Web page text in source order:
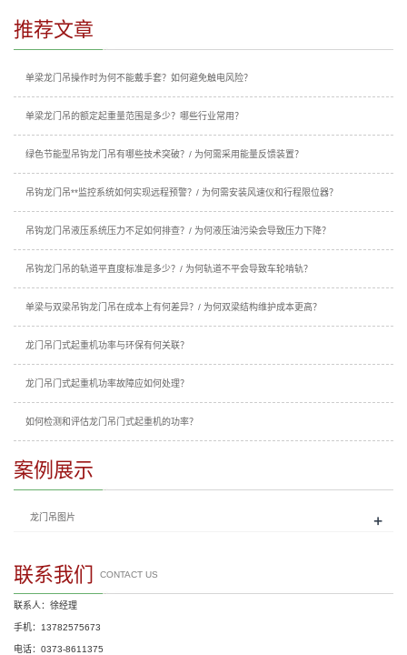
推荐文章
单梁龙门吊操作时为何不能戴手套？如何避免触电风险？
单梁龙门吊的额定起重量范围是多少？哪些行业常用？
绿色节能型吊钩龙门吊有哪些技术突破？/ 为何需采用能量反馈装置？
吊钩龙门吊**监控系统如何实现远程预警？/ 为何需安装风速仪和行程限位器？
吊钩龙门吊液压系统压力不足如何排查？/ 为何液压油污染会导致压力下降？
吊钩龙门吊的轨道平直度标准是多少？/ 为何轨道不平会导致车轮啃轨？
单梁与双梁吊钩龙门吊在成本上有何差异？/ 为何双梁结构维护成本更高？
龙门吊门式起重机功率与环保有何关联？
龙门吊门式起重机功率故障应如何处理？
如何检测和评估龙门吊门式起重机的功率？
案例展示
龙门吊图片 +
联系我们 CONTACT US
联系人：徐经理
手机：13782575673
电话：0373-8611375